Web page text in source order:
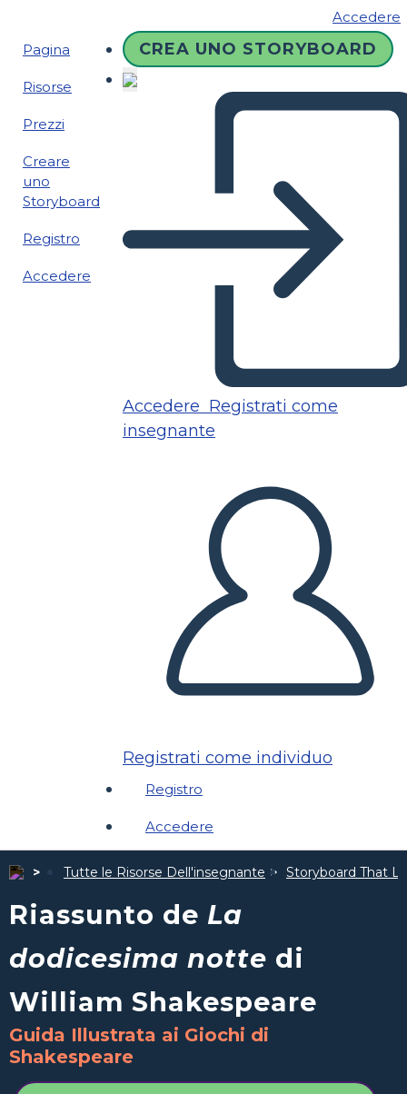
Accedere
Pagina
Risorse
Prezzi
Creare
uno
Storyboard
Registro
Accedere
CREA UNO STORYBOARD
Accedere Registrati come
insegnante
Registrati come individuo
Registro
Accedere
Tutte le Risorse Dell'insegnante Storyboard That
Riassunto de La
dodicesima notte di
William Shakespeare
Guida Illustrata ai Giochi di
Shakespeare